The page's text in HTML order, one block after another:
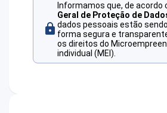
Informamos que, de acordo
Geral de Proteção de
dados pessoais estão
forma segura e
os direitos do
individual (MEI).